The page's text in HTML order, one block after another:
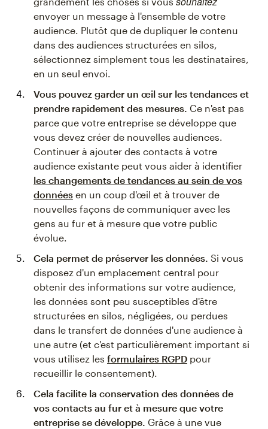
envoyer un message à l'ensemble de votre
audience. Plutôt que de dupliquer le contenu
dans des audiences structurées en silos,
sélectionnez simplement tous les destinataires,
en un seul envoi.
Vous pouvez garder un œil sur les tendances et
prendre rapidement des mesures. Ce n'est pas
parce que votre entreprise se développe que
vous devez créer de nouvelles audiences.
Continuer à ajouter des contacts à votre
audience existante peut vous aider à identifier
les changements de tendances au sein de vos
données en un coup d'œil et à trouver de
nouvelles façons de communiquer avec les
gens au fur et à mesure que votre public
évolue.
Cela permet de préserver les données. Si vous
disposez d'un emplacement central pour
obtenir des informations sur votre audience,
les données sont peu susceptibles d'être
structurées en silos, négligées, ou perdues
dans le transfert de données d'une audience à
une autre (et c'est particulièrement important si
vous utilisez les formulaires RGPD pour
recueillir le consentement).
Cela facilite la conservation des données de
vos contacts au fur et à mesure que votre
entreprise se développe. Grâce à une vue